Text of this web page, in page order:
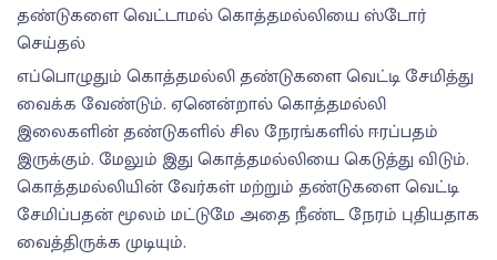
தண்டுகளை வெட்டாமல் கொத்தமல்லியை ஸ்டோர்
செய்தல்
எப்பொழுதும் கொத்தமல்லி தண்டுகளை வெட்டி சேமித்து
வைக்க வேண்டும். ஏனென்றால் கொத்தமல்லி
இலைகளின் தண்டுகளில் சில நேரங்களில் ஈரப்பதம்
இருக்கும். மேலும் இது கொத்தமல்லியை கெடுத்து விடும்.
கொத்தமல்லியின் வேர்கள் மற்றும் தண்டுகளை வெட்டி
சேமிப்பதன் மூலம் மட்டுமே அதை நீண்ட நேரம் புதியதாக
வைத்திருக்க முடியும்.